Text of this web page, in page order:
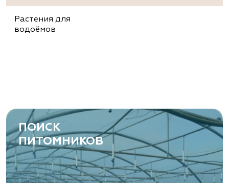
Растения для
водоёмов
ПОИСК
ПИТОМНИКОВ